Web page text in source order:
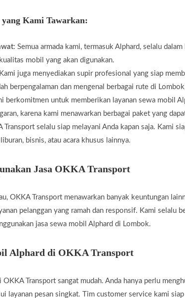
Kami Tawarkan:
: Semua armada kami, termasuk Alphard, selalu
mobil yang akan digunakan.
juga menyediakan supir profesional yang siap
berpengalaman dan mengenal berbagai rute di
berkomitmen untuk memberikan layanan sewa mobil
karena kami menawarkan berbagai paket yang
Transport selalu siap melayani Anda kapan saja. Kami
bisnis, atau acara khusus lainnya.
Jasa OKKA Transport
OKKA Transport menawarkan banyak keuntungan
pelanggan yang ramah dan responsif. Kami selalu
jasa sewa mobil Alphard di Lombok.
Alphard di OKKA Transport
Transport sangat mudah. Anda hanya perlu
layanan pesan singkat. Tim customer service kami